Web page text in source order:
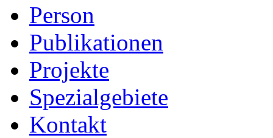
Person
Publikationen
Projekte
Spezialgebiete
Kontakt